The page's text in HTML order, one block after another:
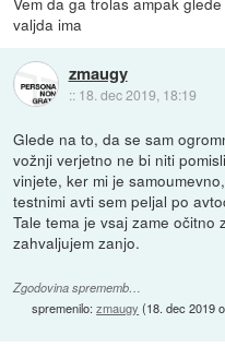
valjda ima
zmaugy
:: 18. dec 2019, 18:19
Glede na to, da se sam
vožnji verjetno ne bi niti
vinjete, ker mi je
testnimi avti sem peljal po
Tale tema je vsaj zame
zahvaljujem zanjo.
Zgodovina sprememb…
spremenilo:zmaugy (18. dec 2019